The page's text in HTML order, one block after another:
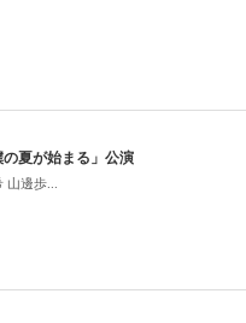
の夏が始まる」公演
邊歩...